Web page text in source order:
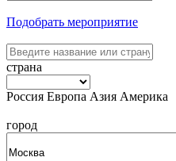
Подобрать мероприятие
страна
Россия Европа Азия Америка
город